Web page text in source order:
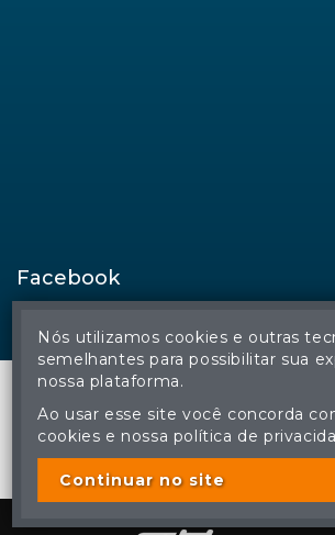
Facebook
© Regina Aude Leilões - Todos os
A cópia ou reprodução não autorizada do
poderá acarretar em penas
Nós utilizamos cookies e outras
semelhantes para possibilitar sua
nossa plataforma.
Ao usar esse site você concorda
cookies e nossa política de
Continuar no site